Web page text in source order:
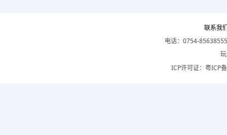
联系我
电话：0754-
ICP许可证： 粤ICP